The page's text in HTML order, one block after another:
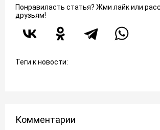
Понравиласть статья? Жми лайк или
друзьям!
Теги к новости:
Комментарии